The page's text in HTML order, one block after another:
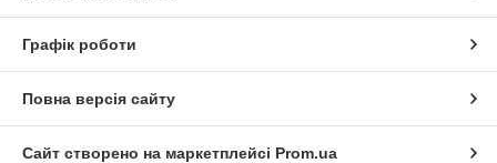
Графік роботи
Повна версія сайту
Сайт створено на маркетплейсі Prom.ua